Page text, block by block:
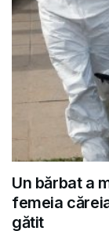
Un bărbat a
femeia
gătit